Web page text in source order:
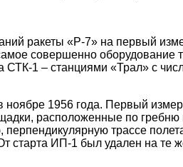
ракеты «Р-7» на первый
совершенно оборудование
1 – станциями «Трал» с
1956 года. Первый
расположенные по
трассе
старта ИП-1 был удален на те